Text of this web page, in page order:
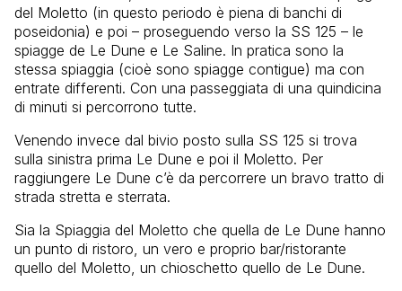
del Moletto (in questo periodo è piena di banchi di
poseidonia) e poi – proseguendo verso la SS 125 – le
spiagge de Le Dune e Le Saline. In pratica sono la
stessa spiaggia (cioè sono spiagge contigue) ma con
entrate differenti. Con una passeggiata di una quindicina
di minuti si percorrono tutte.
Venendo invece dal bivio posto sulla SS 125 si trova
sulla sinistra prima Le Dune e poi il Moletto. Per
raggiungere Le Dune c’è da percorrere un bravo tratto di
strada stretta e sterrata.
Sia la Spiaggia del Moletto che quella de Le Dune hanno
un punto di ristoro, un vero e proprio bar/ristorante
quello del Moletto, un chioschetto quello de Le Dune.